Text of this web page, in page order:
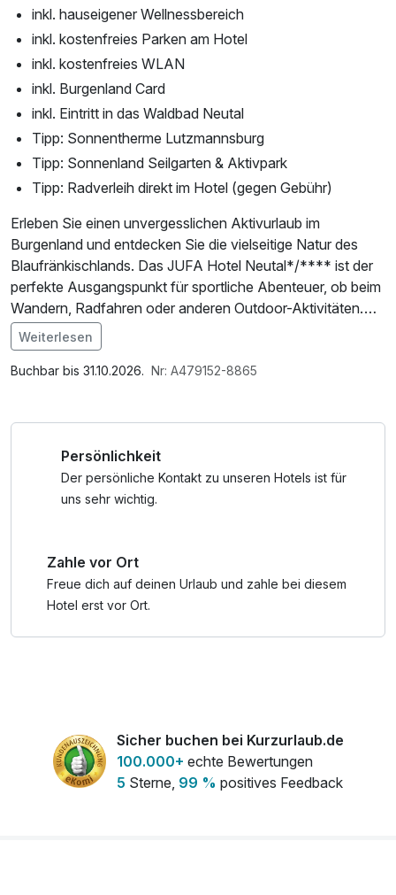
inkl. hauseigener Wellnessbereich
inkl. kostenfreies Parken am Hotel
inkl. kostenfreies WLAN
inkl. Burgenland Card
inkl. Eintritt in das Waldbad Neutal
Tipp: Sonnentherme Lutzmannsburg
Tipp: Sonnenland Seilgarten & Aktivpark
Tipp: Radverleih direkt im Hotel (gegen Gebühr)
Erleben Sie einen unvergesslichen Aktivurlaub im
Burgenland und entdecken Sie die vielseitige Natur des
Blaufränkischlands. Das JUFA Hotel Neutal*/**** ist der
perfekte Ausgangspunkt für sportliche Abenteuer, ob beim
Wandern, Radfahren oder anderen Outdoor-Aktivitäten.
Die sanften Hügel, weitläufigen Weinberge und idyllischen
Wälder laden zu bewegungsreichen Erlebnissen inmitten
der Natur ein.
Fahrrad – von entspannten Genussrouten bis hin zu
anspruchsvollen Mountainbike-Strecken ist für jedes
Fitnesslevel das Richtige dabei. Wer sich noch mehr
Reiten und Nordic Walking.
Kombinieren Sie Bewegung, Natur und Erholung im JUFA
Im Angebot enthalten
Saunabenutzung, Parkplatz, W-LAN Nutzung /
Weiterlesen
Buchbar bis 31.10.2026. Nr: A479152-8865
Persönlichkeit
Der persönliche Kontakt zu unseren Hotels ist für
uns sehr wichtig.
Zahle vor Ort
Freue dich auf deinen Urlaub und zahle bei diesem
Hotel erst vor Ort.
Sicher buchen bei Kurzurlaub.de
100.000+ echte Bewertungen
5 Sterne, 99 % positives Feedback